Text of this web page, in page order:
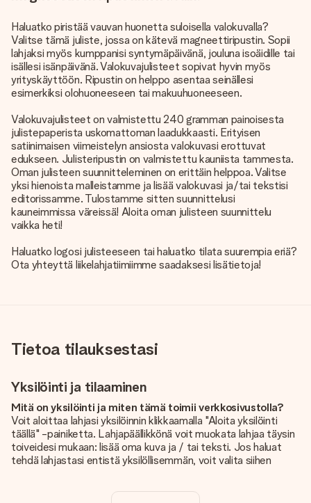
Haluatko piristää vauvan huonetta suloisella valokuvalla?
Valitse tämä juliste, jossa on kätevä magneettiripustin. Sopii
lahjaksi myös kumppanisi syntymäpäivänä, jouluna isoäidille tai
isällesi isänpäivänä. Valokuvajulisteet sopivat hyvin myös
yrityskäyttöön. Ripustin on helppo asentaa seinällesi
esimerkiksi olohuoneeseen tai makuuhuoneeseen.
Valokuvajulisteet on valmistettu 240 gramman painoisesta
julistepaperista uskomattoman laadukkaasti. Erityisen
satiinimaisen viimeistelyn ansiosta valokuvasi erottuvat
edukseen. Julisteripustin on valmistettu kauniista tammesta.
Oman julisteen suunnitteleminen on erittäin helppoa. Valitse
yksi hienoista malleistamme ja lisää valokuvasi ja/tai tekstisi
editorissamme. Tulostamme sitten suunnittelusi
kauneimmissa väreissä! Aloita oman julisteen suunnittelu
vaikka heti!
Haluatko logosi julisteeseen tai haluatko tilata suurempia eriä?
Ota yhteyttä liikelahjatiimiimme saadaksesi lisätietoja!
Tietoa tilauksestasi
Yksilöinti ja tilaaminen
Mitä on yksilöinti ja miten tämä toimii verkkosivustolla?
Voit aloittaa lahjasi yksilöinnin klikkaamalla "Aloita yksilöinti
täällä" -painiketta. Lahjapäällikkönä voit muokata lahjaa täysin
toiveidesi mukaan: lisää oma kuva ja / tai teksti. Jos haluat
tehdä lahjastasi entistä yksilöllisemmän, voit valita siihen
Sisältyykö yksilöinti hintaan?